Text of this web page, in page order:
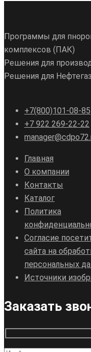
Программы для
комплексов (ПАК)
Решения для
Решения для
+7(800)101-08-85
+7 922 269-22-22
Главная
О компании
Контакты
Каталог
Политика
Согласие
сайта на
персональных
Источники
Заказать